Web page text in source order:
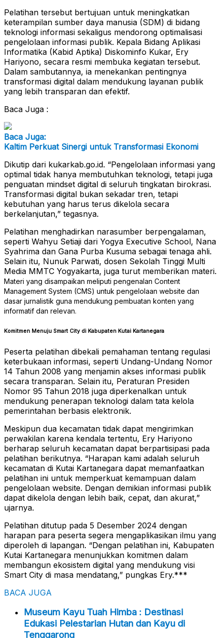
Pelatihan tersebut bertujuan untuk meningkatkan
keterampilan sumber daya manusia (SDM) di bidang
teknologi informasi sekaligus mendorong optimalisasi
pengelolaan informasi publik. Kepala Bidang Aplikasi
Informatika (Kabid Aptika) Diskominfo Kukar, Ery
Hariyono, secara resmi membuka kegiatan tersebut.
Dalam sambutannya, ia menekankan pentingnya
transformasi digital dalam mendukung layanan publik
yang lebih transparan dan efektif.
Baca Juga :
Baca Juga:
Kaltim Perkuat Sinergi untuk Transformasi Ekonomi
Dikutip dari kukarkab.go.id. “Pengelolaan informasi yang
optimal tidak hanya membutuhkan teknologi, tetapi juga
penguatan mindset digital di seluruh tingkatan birokrasi.
Transformasi digital bukan sekadar tren, tetapi
kebutuhan yang harus terus dikelola secara
berkelanjutan,” tegasnya.
Pelatihan menghadirkan narasumber berpengalaman,
seperti Wahyu Setiaji dari Yogya Executive School, Nana
Syahrima dan Gana Purba Kusuma sebagai tenaga ahli.
Selain itu, Nunuk Parwati, dosen Sekolah Tinggi Multi
Media MMTC Yogyakarta, juga turut memberikan materi.
Materi yang disampaikan meliputi pengenalan Content
Management System (CMS) untuk pengelolaan website dan
dasar jurnalistik guna mendukung pembuatan konten yang
informatif dan relevan.
Komitmen Menuju Smart City di Kabupaten Kutai Kartanegara
Peserta pelatihan dibekali pemahaman tentang regulasi
keterbukaan informasi, seperti Undang-Undang Nomor
14 Tahun 2008 yang menjamin akses informasi publik
secara transparan. Selain itu, Peraturan Presiden
Nomor 95 Tahun 2018 juga diperkenalkan untuk
mendukung penerapan teknologi dalam tata kelola
pemerintahan berbasis elektronik.
Meskipun dua kecamatan tidak dapat mengirimkan
perwakilan karena kendala tertentu, Ery Hariyono
berharap seluruh kecamatan dapat berpartisipasi pada
pelatihan berikutnya. “Harapan kami adalah seluruh
kecamatan di Kutai Kartanegara dapat memanfaatkan
pelatihan ini untuk memperkuat kemampuan dalam
pengelolaan website. Dengan demikian informasi publik
dapat dikelola dengan lebih baik, cepat, dan akurat,”
ujarnya.
Pelatihan ditutup pada 5 Desember 2024 dengan
harapan para peserta segera mengaplikasikan ilmu yang
diperoleh di lapangan. “Dengan pelatihan ini, Kabupaten
Kutai Kartanegara menunjukkan komitmen dalam
membangun ekosistem digital yang mendukung visi
Smart City di masa mendatang,” pungkas Ery.***
BACA JUGA
Museum Kayu Tuah Himba : Destinasi
Edukasi Pelestarian Hutan dan Kayu di
Tenggarong